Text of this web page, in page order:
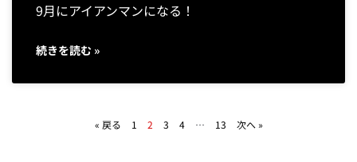
9月にアイアンマンになる！
続きを読む »
« 戻る 1 2 3 4 … 13 次へ »